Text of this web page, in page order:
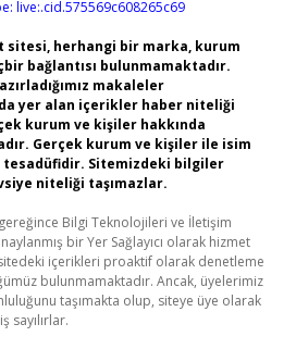
live:.cid.575569c608265c69
sitesi, herhangi bir marka, kurum
bağlantısı bulunmamaktadır.
makaleler
yer alan içerikler haber niteliği
kurum ve kişiler hakkında
Gerçek kurum ve kişiler ile isim
Sitemizdeki bilgiler
niteliği taşımazlar.
gereğince Bilgi Teknolojileri ve İletişim
bir Yer Sağlayıcı olarak hizmet
içerikleri proaktif olarak denetleme
bulunmamaktadır. Ancak, üyelerimiz
taşımakta olup, siteye üye olarak
sayılırlar.